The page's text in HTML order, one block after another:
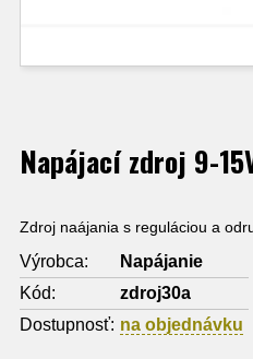
Napájací zdroj 9-
Zdroj naájania s reguláciou a
Výrobca:
Napájanie
Kód:
zdroj30a
Dostupnosť: na objednávku